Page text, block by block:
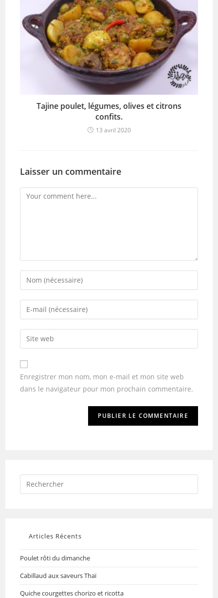
Tajine poulet, légumes, olives et citrons
confits.
13 avril 2020
Laisser un commentaire
Enregistrer mon nom, mon e-mail et mon site web
dans le navigateur pour mon prochain commentaire.
Articles Récents
Poulet rôti du dimanche
Cabillaud aux saveurs Thaï
Quiche courgettes chorizo et ricotta